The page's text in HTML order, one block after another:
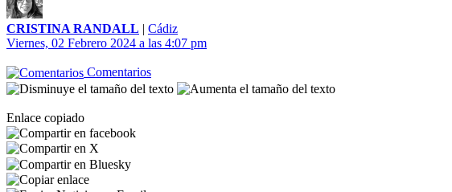
CRISTINA RANDALL | Cádiz
Viernes, 02 Febrero 2024 a las 4:07 pm
Comentarios
Enlace copiado